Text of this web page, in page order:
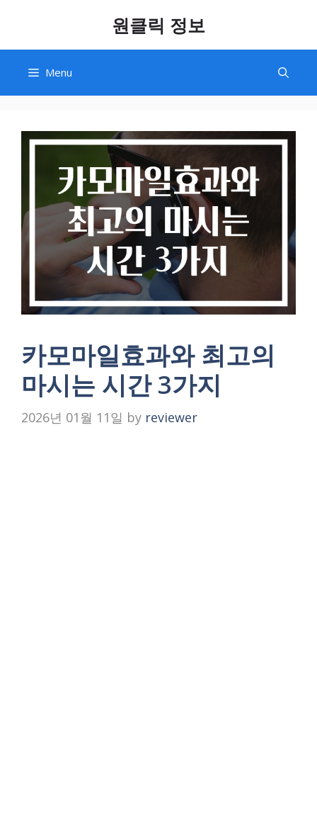
content
원클릭 정보
Menu
카모마일효과와 최고의
마시는 시간 3가지
2026년 01월 11일 by reviewer